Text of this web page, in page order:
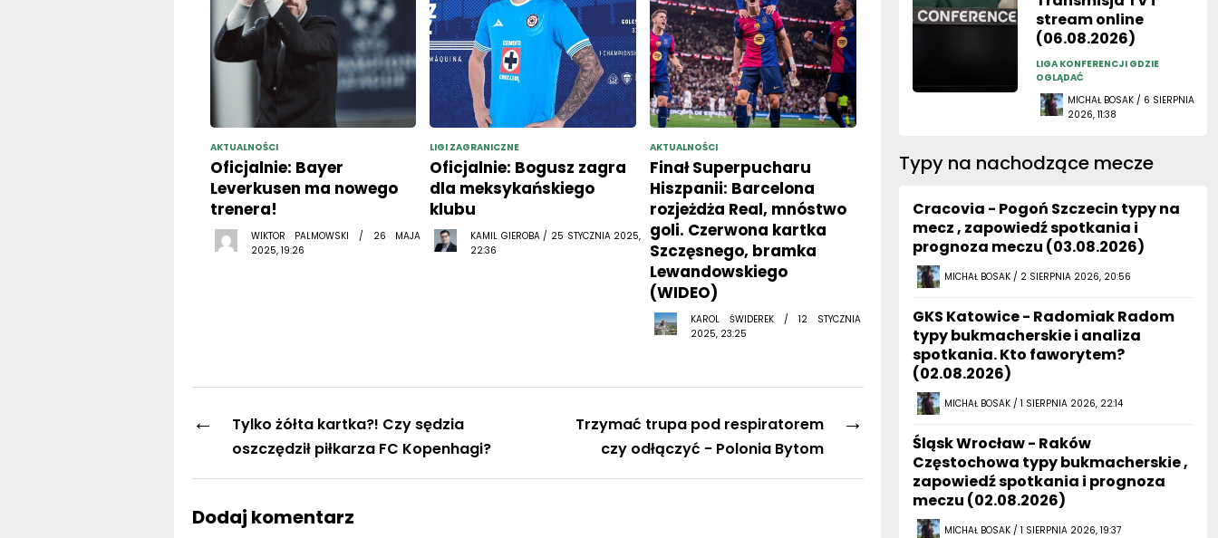
AKTUALNOŚCI
Oficjalnie: Bayer
Leverkusen ma nowego
trenera!
WIKTOR PALMOWSKI / 26 MAJA
2025, 19:26
LIGI ZAGRANICZNE
Oficjalnie: Bogusz zagra
dla meksykańskiego
klubu
KAMIL GIEROBA / 25 STYCZNIA 2025,
22:36
AKTUALNOŚCI
Finał Superpucharu
Hiszpanii: Barcelona
rozjeżdża Real, mnóstwo
goli. Czerwona kartka
Szczęsnego, bramka
Lewandowskiego
(WIDEO)
KAROL ŚWIDEREK / 12 STYCZNIA
2025, 23:25
←
Tylko żółta kartka?! Czy sędzia
oszczędził piłkarza FC Kopenhagi?
→
Trzymać trupa pod respiratorem
czy odłączyć - Polonia Bytom
Dodaj komentarz
stream online
(06.08.2026)
LIGA KONFERENCJI GDZIE
OGLĄDAĆ
MICHAŁ BOSAK / 6 SIERPNIA
2026, 11:38
Typy na nachodzące mecze
Cracovia - Pogoń Szczecin typy na
mecz , zapowiedź spotkania i
prognoza meczu (03.08.2026)
MICHAŁ BOSAK / 2 SIERPNIA 2026, 20:56
GKS Katowice - Radomiak Radom
typy bukmacherskie i analiza
spotkania. Kto faworytem?
(02.08.2026)
MICHAŁ BOSAK / 1 SIERPNIA 2026, 22:14
Śląsk Wrocław - Raków
Częstochowa typy bukmacherskie ,
zapowiedź spotkania i prognoza
meczu (02.08.2026)
MICHAŁ BOSAK / 1 SIERPNIA 2026, 19:37